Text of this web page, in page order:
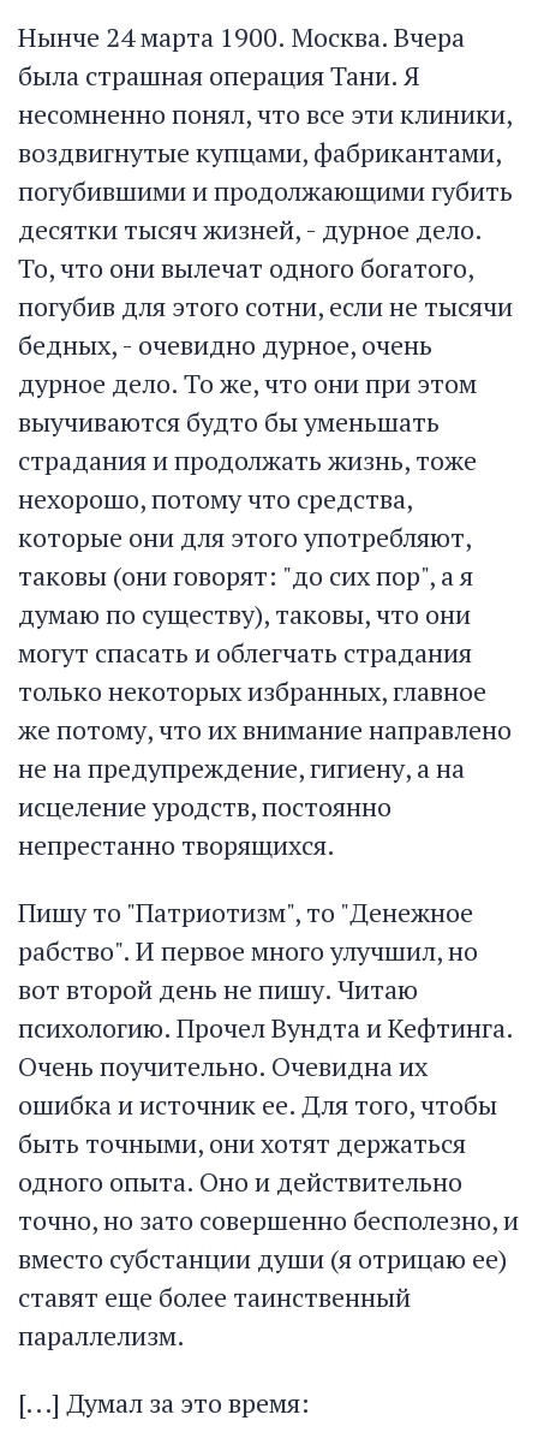
Нынче 24 марта 1900. Москва. Вчера
была страшная операция Тани. Я
несомненно понял, что все эти клиники,
воздвигнутые купцами, фабрикантами,
погубившими и продолжающими губить
десятки тысяч жизней, - дурное дело.
То, что они вылечат одного богатого,
погубив для этого сотни, если не тысячи
бедных, - очевидно дурное, очень
дурное дело. То же, что они при этом
выучиваются будто бы уменьшать
страдания и продолжать жизнь, тоже
нехорошо, потому что средства,
которые они для этого употребляют,
таковы (они говорят: "до сих пор", а я
думаю по существу), таковы, что они
могут спасать и облегчать страдания
только некоторых избранных, главное
же потому, что их внимание направлено
не на предупреждение, гигиену, а на
исцеление уродств, постоянно
непрестанно творящихся.
Пишу то "Патриотизм", то "Денежное
рабство". И первое много улучшил, но
вот второй день не пишу. Читаю
психологию. Прочел Вундта и Кефтинга.
Очень поучительно. Очевидна их
ошибка и источник ее. Для того, чтобы
быть точными, они хотят держаться
одного опыта. Оно и действительно
точно, но зато совершенно бесполезно, и
вместо субстанции души (я отрицаю ее)
ставят еще более таинственный
параллелизм.
[...] Думал за это время: